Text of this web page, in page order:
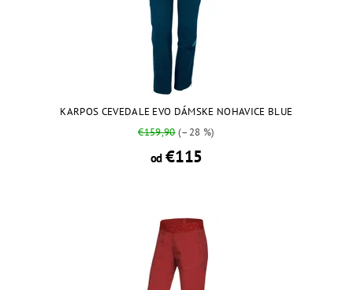
KARPOS CEVEDALE EVO DÁMSKE NOHAVICE BLUE
€159,90(–28 %)
od€115